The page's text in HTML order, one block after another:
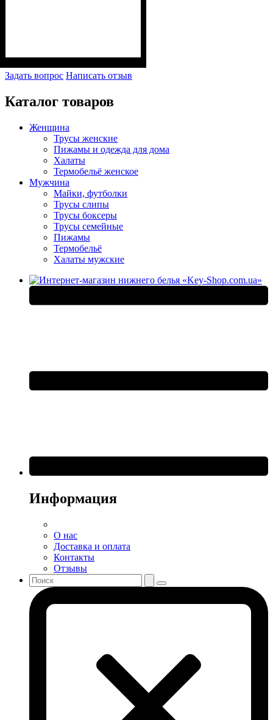
Задать вопрос Написать отзыв
Каталог товаров
Женщина
Трусы женские
Пижамы и одежда для дома
Халаты
Термобельё женское
Мужчина
Майки, футболки
Трусы слипы
Трусы боксеры
Трусы семейные
Пижамы
Термобельё
Халаты мужские
Информация
О нас
Доставка и оплата
Контакты
Отзывы